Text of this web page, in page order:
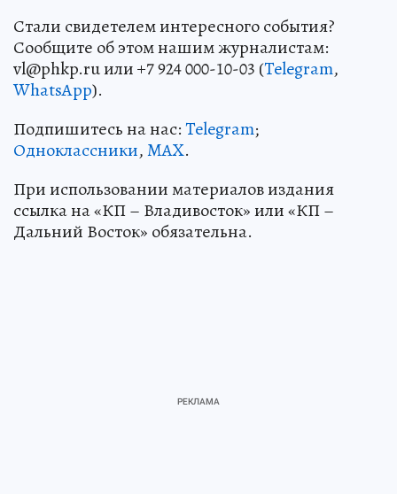
Стали свидетелем интересного события?
Сообщите об этом нашим журналистам:
vl@phkp.ru или +7 924 000-10-03 (Telegram,
WhatsApp).
Подпишитесь на нас:Telegram;
Одноклассники,MAX.
При использовании материалов издания
ссылка на «КП – Владивосток» или «КП –
Дальний Восток» обязательна.